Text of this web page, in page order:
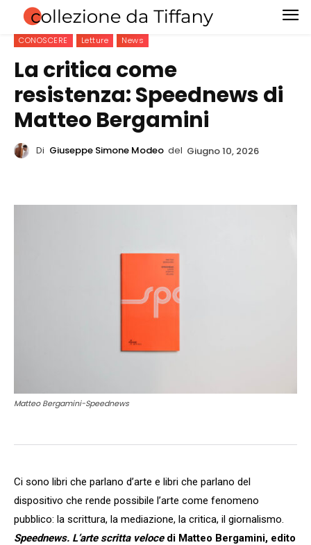
CONOSCERE Letture News
La critica come
resistenza: Speednews di
Matteo Bergamini
Di Giuseppe Simone Modeo del Giugno 10, 2026
Matteo Bergamini-Speednews
Ci sono libri che parlano d’arte e libri che parlano del
dispositivo che rende possibile l’arte come fenomeno
pubblico: la scrittura, la mediazione, la critica, il giornalismo.
Speednews. L’arte scritta veloce di Matteo Bergamini, edito